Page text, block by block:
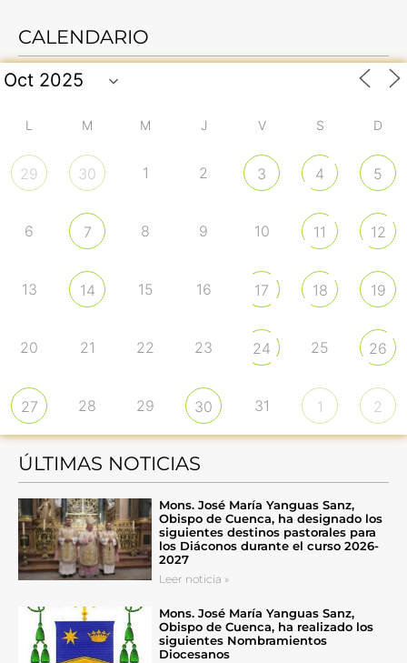
CALENDARIO
L M M J V S D
29 30 1 2 3 4 5
6 7 8 9 10 11 12
13 14 15 16 17 18 19
20 21 22 23 24 25 26
27 28 29 30 31 1 2
ÚLTIMAS NOTICIAS
Mons. José María Yanguas Sanz,
Obispo de Cuenca, ha designado los
siguientes destinos pastorales para
los Diáconos durante el curso 2026-
2027
Leer noticia »
Mons. José María Yanguas Sanz,
Obispo de Cuenca, ha realizado los
siguientes Nombramientos
Diocesanos